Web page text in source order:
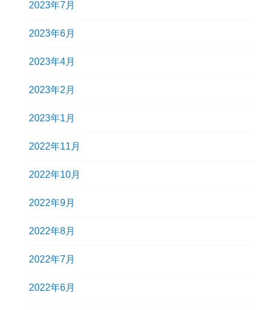
2023年7月
2023年6月
2023年4月
2023年2月
2023年1月
2022年11月
2022年10月
2022年9月
2022年8月
2022年7月
2022年6月